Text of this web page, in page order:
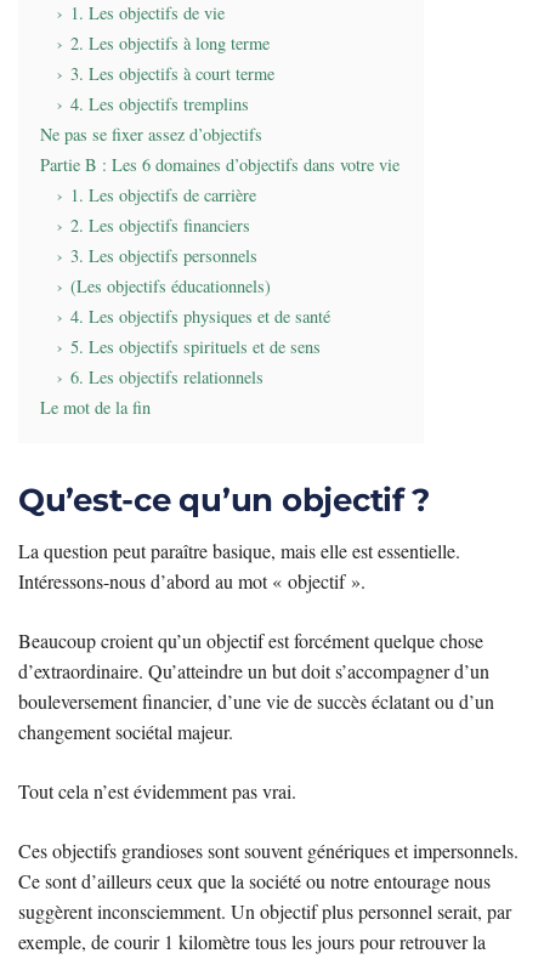
1. Les objectifs de vie
2. Les objectifs à long terme
3. Les objectifs à court terme
4. Les objectifs tremplins
Ne pas se fixer assez d’objectifs
Partie B : Les 6 domaines d’objectifs dans votre vie
1. Les objectifs de carrière
2. Les objectifs financiers
3. Les objectifs personnels
(Les objectifs éducationnels)
4. Les objectifs physiques et de santé
5. Les objectifs spirituels et de sens
6. Les objectifs relationnels
Le mot de la fin
Qu’est-ce qu’un objectif ?
La question peut paraître basique, mais elle est essentielle.
Intéressons-nous d’abord au mot « objectif ».
Beaucoup croient qu’un objectif est forcément quelque chose
d’extraordinaire. Qu’atteindre un but doit s’accompagner d’un
bouleversement financier, d’une vie de succès éclatant ou d’un
changement sociétal majeur.
Tout cela n’est évidemment pas vrai.
Ces objectifs grandioses sont souvent génériques et impersonnels.
Ce sont d’ailleurs ceux que la société ou notre entourage nous
suggèrent inconsciemment. Un objectif plus personnel serait, par
exemple, de courir 1 kilomètre tous les jours pour retrouver la